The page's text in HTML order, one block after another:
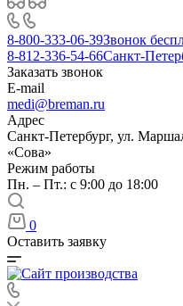
8-800-333-06-39Звонок
8-812-336-54-66Санкт-
Заказать звонок
E-mail
medi@breman.ru
Адрес
Санкт-Петербург, ул.
«Сова»
Режим работы
Пн. – Пт.: с 9:00 до 18:00
0
Оставить заявку